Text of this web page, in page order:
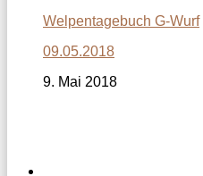
Welpentagebuch G-Wurf
09.05.2018
9. Mai 2018